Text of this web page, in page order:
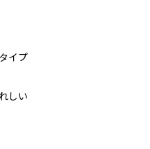
イプ
しい